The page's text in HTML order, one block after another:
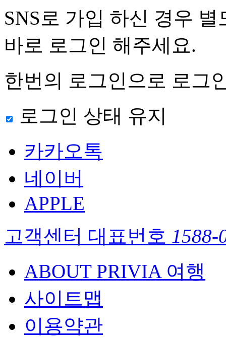
SNS로 가입 하신 경우
바로 로그인 해주세요.
한번의 로그인으로 로그
로그인 상태 유지
카카오톡
네이버
APPLE
고객센터 대표번호 1588-
ABOUT PRIVIA 여행
사이트맵
이용약관